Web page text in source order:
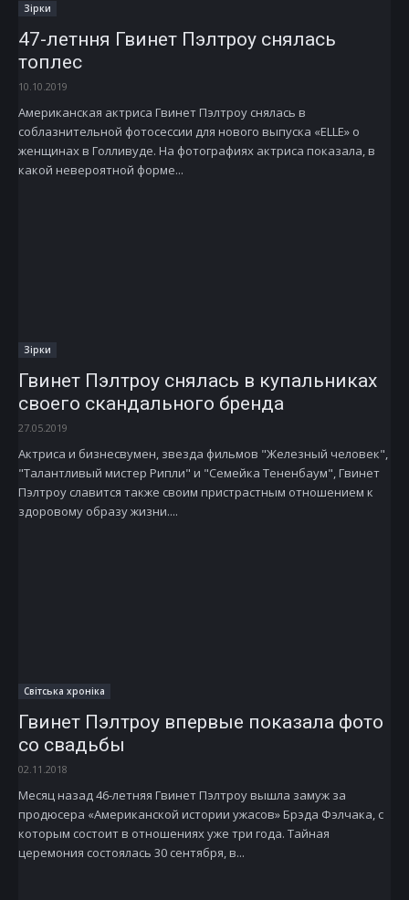
Зірки
47-летння Гвинет Пэлтроу снялась
топлес
10.10.2019
Американская актриса Гвинет Пэлтроу снялась в
соблазнительной фотосессии для нового выпуска «ELLE» о
женщинах в Голливуде. На фотографиях актриса показала, в
какой невероятной форме...
Зірки
Гвинет Пэлтроу снялась в купальниках
своего скандального бренда
27.05.2019
Актриса и бизнесвумен, звезда фильмов "Железный человек",
"Талантливый мистер Рипли" и "Семейка Тененбаум", Гвинет
Пэлтроу славится также своим пристрастным отношением к
здоровому образу жизни....
Світська хроніка
Гвинет Пэлтроу впервые показала фото
со свадьбы
02.11.2018
Месяц назад 46-летняя Гвинет Пэлтроу вышла замуж за
продюсера «Американской истории ужасов» Брэда Фэлчака, с
которым состоит в отношениях уже три года. Тайная
церемония состоялась 30 сентября, в...